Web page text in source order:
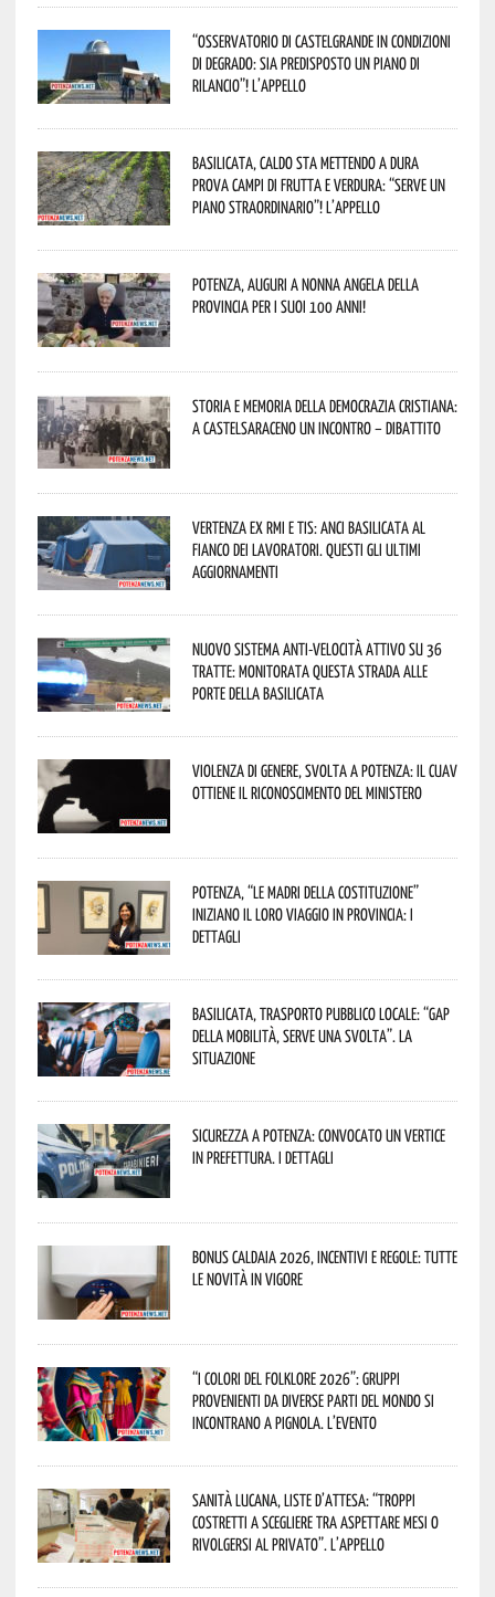
“Osservatorio di Castelgrande in condizioni
di degrado: sia predisposto un piano di
rilancio”! L’appello
Basilicata, caldo sta mettendo a dura
prova campi di frutta e verdura: “Serve un
piano straordinario”! L’appello
Potenza, auguri a nonna Angela della
provincia per i suoi 100 anni!
Storia e memoria della Democrazia Cristiana:
a Castelsaraceno un incontro – dibattito
Vertenza ex RMI e TIS: ANCI Basilicata al
fianco dei lavoratori. Questi gli ultimi
aggiornamenti
Nuovo sistema anti-velocità attivo su 36
tratte: monitorata questa strada alle
porte della Basilicata
Violenza di genere, svolta a Potenza: il CUAV
ottiene il riconoscimento del Ministero
Potenza, “Le Madri della Costituzione”
iniziano il loro viaggio in provincia: i
dettagli
Basilicata, trasporto pubblico locale: “Gap
della mobilità, serve una svolta”. La
situazione
Sicurezza a Potenza: convocato un vertice
in Prefettura. I dettagli
Bonus caldaia 2026, incentivi e regole: tutte
le novità in vigore
“I Colori del Folklore 2026”: gruppi
provenienti da diverse parti del mondo si
incontrano a Pignola. L’evento
Sanità lucana, liste d’attesa: “Troppi
costretti a scegliere tra aspettare mesi o
rivolgersi al privato”. L’appello